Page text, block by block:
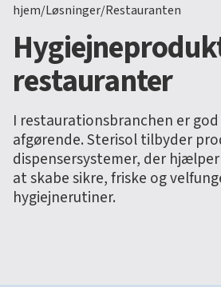
hjem/Løsninger/Restauranten
restauranter
I restaurationsbranchen er
afgørende. Sterisol tilbyder
dispensersystemer, der
at skabe sikre, friske og
hygiejnerutiner.